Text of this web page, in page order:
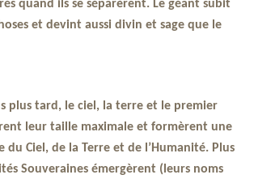
quand ils se séparèrent. Le géant subit
et devint aussi divin et sage que le
plus tard, le ciel, la terre et le premier
leur taille maximale et formèrent une
du Ciel, de la Terre et de l’Humanité. Plus
Souveraines émergèrent (leurs noms